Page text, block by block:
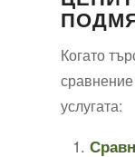
Когато
услугата: